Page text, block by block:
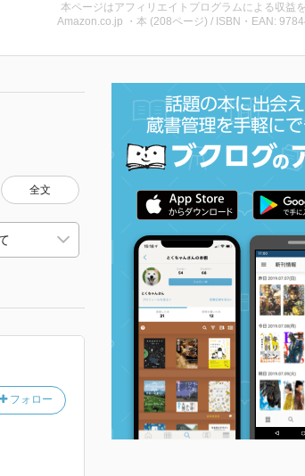
本ページはアフィリエイトプログラムによる収益
Amazon.co.jp ・本 (208ページ) / ISBN・EAN:
全文
フォロー